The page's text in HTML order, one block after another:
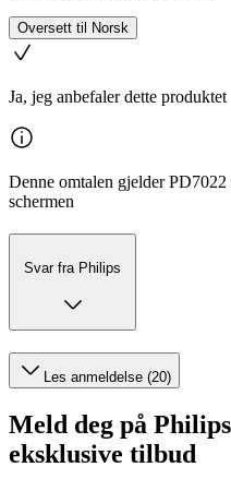
Oversett til Norsk
Ja, jeg anbefaler dette produktet
Denne omtalen gjelder
schermen
Svar fra Philips
Les anmeldelse (20)
Meld deg på
eksklusive tilbud